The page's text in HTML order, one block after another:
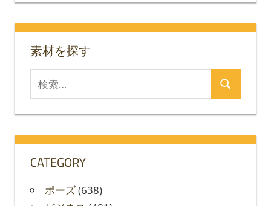
ジ
送
り
素材を探す
索
対
検
CATEGORY
ポーズ(638)